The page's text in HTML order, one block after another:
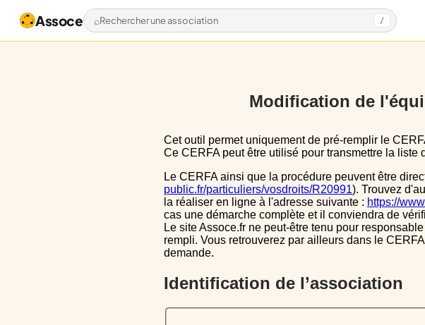
Assoce Rechercher une association /
Modification de
Cet outil permet uniquement de pré-remplir le CERFA 13971*03 avec les données actuellement disponibles publiquement.
Ce CERFA peut être utilisé pour transmettre la
Le CERFA ainsi que la procédure peuvent être
public.fr/particuliers/vosdroits/R20991). Trouvez
la réaliser en ligne à l'adresse suivante : https://
cas une démarche complète et il conviendra de
Le site Assoce.fr ne peut-être tenu pour
rempli. Vous retrouverez par ailleurs dans le
demande.
Identification de l’association